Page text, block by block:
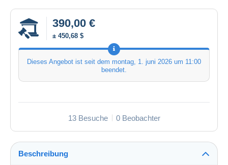
390,00 €
± 450,68 $
Dieses Angebot ist seit dem montag, 1. juni 2026 um 11:00
beendet.
13 Besuche 0 Beobachter
Beschreibung